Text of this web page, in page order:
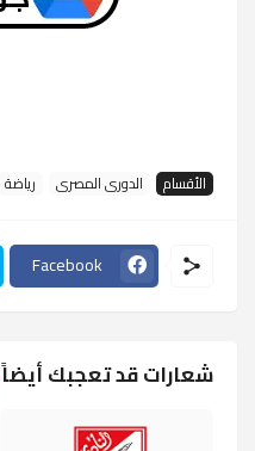
الأقسام الدورى المصرى رياضة
Facebook
شعارات قد تعجبك أيضاً